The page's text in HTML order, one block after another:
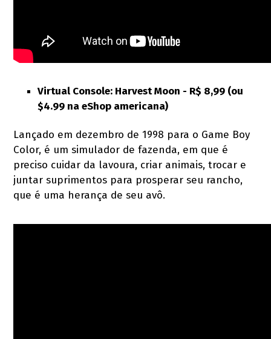
Virtual Console: Harvest Moon - R$ 8,99 (ou
$4.99 na eShop americana)
Lançado em dezembro de 1998 para o Game Boy
Color, é um simulador de fazenda, em que é
preciso cuidar da lavoura, criar animais, trocar e
juntar suprimentos para prosperar seu rancho,
que é uma herança de seu avô.